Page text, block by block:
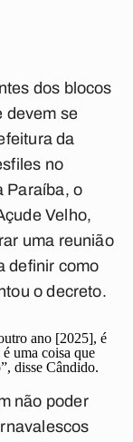
dos blocos
devem se
da
no
Paraíba, o
Velho,
uma reunião
definir como
o decreto.
ano [2025], é
uma coisa que
disse Cândido.
não poder